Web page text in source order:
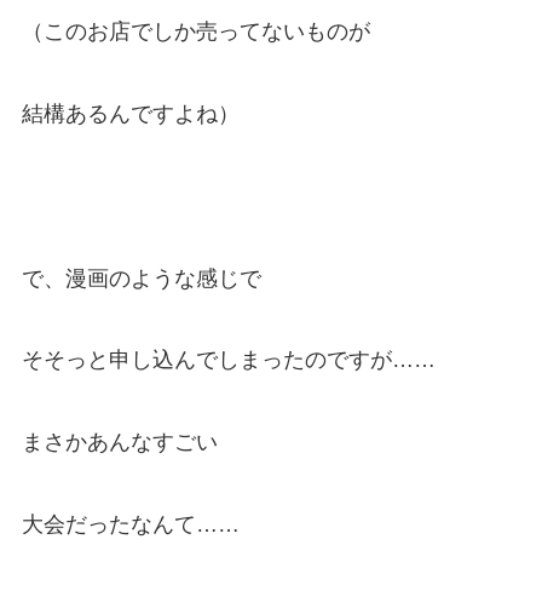
（このお店でしか売ってないものが
結構あるんですよね）
で、漫画のような感じで
そそっと申し込んでしまったのですが……
まさかあんなすごい
大会だったなんて……